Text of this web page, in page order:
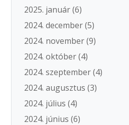
2025. január(6)
2024. december(5)
2024. november(9)
2024. október(4)
2024. szeptember(4)
2024. augusztus (3)
2024. július (4)
2024. június (6)